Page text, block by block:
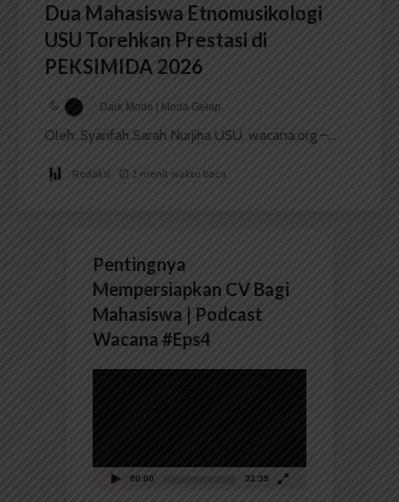
Dua Mahasiswa Etnomusikologi
USU Torehkan Prestasi di
PEKSIMIDA 2026
Dark Mode | Moda Gelap
Oleh: Syarifah Sarah Nurjiha USU, wacana.org –...
Redaksi 2 menit waktu baca
Pentingnya
Mempersiapkan CV Bagi
Mahasiswa | Podcast
Wacana #Eps4
00:00 32:39